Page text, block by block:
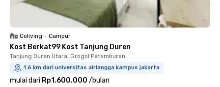
Coliving • Campur
Kost Berkat99 Kost Tanjung Duren
Tanjung Duren Utara, Grogol Petamburan
1.6 km dari universitas airlangga kampus jakarta
mulai dari Rp1.600.000 /bulan